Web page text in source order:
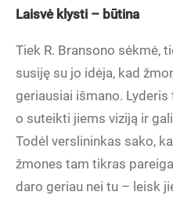
Laisvė klysti – būtina
Tiek R. Bransono sėkmė,
susiję su jo idėja, kad
geriausiai išmano.
o suteikti jiems viziją ir
Todėl verslininkas sako,
žmones tam tikras
daro geriau nei tu – leisk